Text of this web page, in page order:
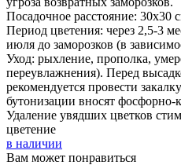
Посадочное расстояние: 30х30
Период цветения: через 2,5-3
июля до заморозков (в
Уход: рыхление, прополка,
переувлажнения). Перед
рекомендуется провести
бутонизации вносят
Удаление увядших цветков
цветение
в наличии
Вам может понравиться